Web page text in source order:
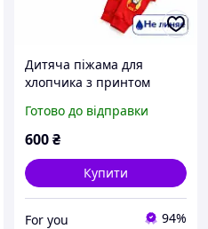
Дитяча піжама для
хлопчика з принтом
бавовна 80 см
Готово до відправки
600₴
Купити
For you 94%